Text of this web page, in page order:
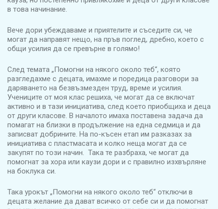
в това начинание.
Вече дори убеждаваме и приятелите и съседите си, че
могат да направят нещо, на пръв поглед, дребно, което с
общи усилия да се превърне в голямо!
След темата „Помогни на някого около теб“, която
разгледахме с децата, имахме и поредица разговори за
даряването на безвъзмезден труд, време и усилия.
Учениците от моя клас решиха, че могат да се включат
активно и в тази инициатива, след което приобщиха и деца
от други класове. В началото имаха поставена задача да
помагат на близки в продължение на една седмица и да
записват добрините. На по-късен етап им разказах за
инициатива с пластмасата и колко неща могат да се
закупят по този начин. Така те разбраха, че могат да
помогнат за хора или каузи дори и с правилно изхвърляне
на боклука си.
Така урокът „Помогни на някого около теб“ отключи в
децата желание да дават всичко от себе си и да помогнат